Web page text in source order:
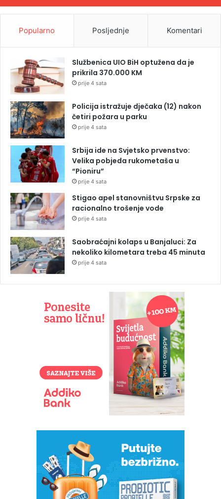
Popularno Posljednje Komentari
Službenica UIO BiH optužena da je
prikrila 370.000 KM
prije 4 sata
Policija istražuje dječaka (12) nakon
četiri požara u parku
prije 4 sata
Srbija ide na Svjetsko prvenstvo:
Velika pobjeda rukometaša u
“Pioniru”
prije 4 sata
Stigao apel stanovništvu Srpske za
racionalno trošenje vode
prije 4 sata
Saobraćajni kolaps u Banjaluci: Za
nekoliko kilometara treba 45 minuta
prije 4 sata